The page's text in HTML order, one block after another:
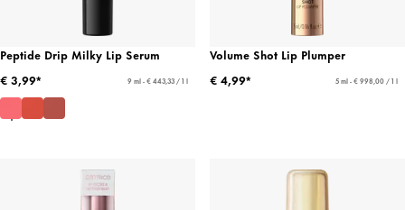
Peptide Drip Milky Lip Serum
€ 3,99*
9 ml - € 443,33 / 1 l
Volume Shot Lip Plumper
€ 4,99*
5 ml - € 998,00 / 1 l